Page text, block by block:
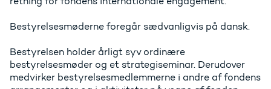
Bestyrelsesmøderne foregår sædvanligvis på dansk.
Bestyrelsen holder årligt syv ordinære
bestyrelsesmøder og et strategiseminar. Derudover
medvirker bestyrelsesmedlemmerne i andre af fondens